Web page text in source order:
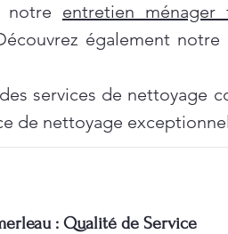
notre entretien ménager
également notre
services de nettoyage
de nettoyage
: Qualité de Service